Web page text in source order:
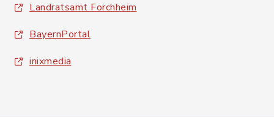
Landratsamt Forchheim
BayernPortal
inixmedia